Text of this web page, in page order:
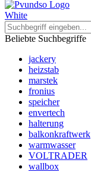
Beliebte Suchbegriffe
jackery
heizstab
marstek
fronius
speicher
envertech
halterung
balkonkraftwerk
warmwasser
VOLTRADER
wallbox